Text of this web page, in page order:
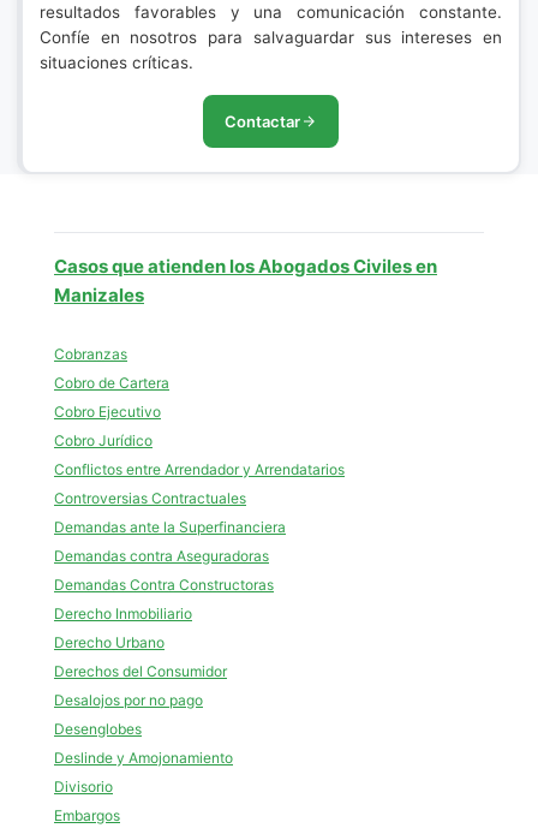
resultados favorables y una comunicación constante.
Confíe en nosotros para salvaguardar sus intereses en
situaciones críticas.
Contactar
Casos que atienden los Abogados Civiles en
Manizales
Cobranzas
Cobro de Cartera
Cobro Ejecutivo
Cobro Jurídico
Conflictos entre Arrendador y Arrendatarios
Controversias Contractuales
Demandas ante la Superfinanciera
Demandas contra Aseguradoras
Demandas Contra Constructoras
Derecho Inmobiliario
Derecho Urbano
Derechos del Consumidor
Desalojos por no pago
Desenglobes
Deslinde y Amojonamiento
Divisorio
Embargos